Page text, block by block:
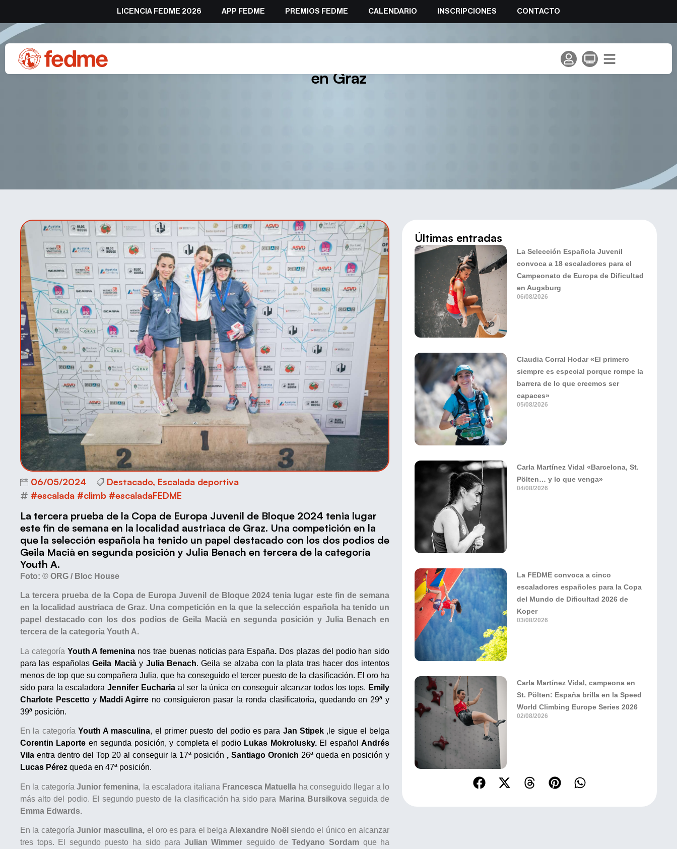
LICENCIA FEDME 2026 APP FEDME PREMIOS FEDME CALENDARIO INSCRIPCIONES CONTACTO
Plata de Geila Macià y Bronce de Julia Benach en la Copa de Europa juvenil de Bloque
en Graz
06/05/2024 Destacado, Escalada deportiva
#escalada #climb #escaladaFEDME
La tercera prueba de la Copa de Europa Juvenil de Bloque 2024 tenia lugar
este fin de semana en la localidad austriaca de Graz. Una competición en la
que la selección española ha tenido un papel destacado con los dos podios de
Geila Macià en segunda posición y Julia Benach en tercera de la categoría
Youth A.
Foto: © ORG / Bloc House
La tercera prueba de la Copa de Europa Juvenil de Bloque 2024 tenia lugar este fin de semana
en la localidad austriaca de Graz. Una competición en la que la selección española ha tenido un
papel destacado con los dos podios de Geila Macià en segunda posición y Julia Benach en
tercera de la categoría Youth A.
La categoría Youth A femenina nos trae buenas noticias para España. Dos plazas del podio han sido
para las españolasGeila Maciày Julia Benach. Geila se alzaba con la plata tras hacer dos intentos
menos de top que su compañera Julia, que ha conseguido el tercer puesto de la clasificación. El oro ha
sido para la escaladoraJennifer Eucharia al ser la única en conseguir alcanzar todos los tops. Emily
Charlote Pescettoy Maddi Agirre no consiguieron pasar la ronda clasificatoria, quedando en 29ª y
39ª posición.
En la categoría Youth A masculina, el primer puesto del podio es para Jan Stipek ,le sigue el belga
Corentin Laporte en segunda posición, y completa el podio Lukas Mokrolusky.El españolAndrés
Vila entra dentro del Top 20 al conseguir la 17ª posición , Santiago Oronich 26ª queda en posición y
Lucas Pérez queda en 47ª posición.
En la categoríaJunior femenina, la escaladora italiana Francesca Matuella ha conseguido llegar a lo
más alto del podio. El segundo puesto de la clasificación ha sido para Marina Bursikovaseguida de
Emma Edwards.
En la categoría Junior masculina, el oro es para el belga Alexandre Noël siendo el único en alcanzar
tres tops. El segundo puesto ha sido para Julian Wimmer seguido deTedyano Sordamque ha
Últimas entradas
La Selección Española Juvenil
convoca a 18 escaladores para el
Campeonato de Europa de Dificultad
en Augsburg
06/08/2026
Claudia Corral Hodar «El primero
siempre es especial porque rompe la
barrera de lo que creemos ser
capaces»
05/08/2026
Carla Martínez Vidal «Barcelona, St.
Pölten… y lo que venga»
04/08/2026
La FEDME convoca a cinco
escaladores españoles para la Copa
del Mundo de Dificultad 2026 de
Koper
03/08/2026
Carla Martínez Vidal, campeona en
St. Pölten: España brilla en la Speed
World Climbing Europe Series 2026
02/08/2026